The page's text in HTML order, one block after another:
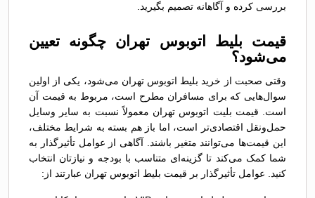
بررسی کرده و آگاهانه تصمیم بگیرید.
قیمت بلیط اتوبوس تهران چگونه تعیین
می‌شود؟
وقتی صحبت از خرید بلیط اتوبوس تهران می‌شود، یکی از اولین
سوال‌هایی که برای مسافران مطرح است، مربوط به قیمت آن
است. قیمت بلیت اتوبوس تهران معمولاً نسبت به سایر وسایل
حمل‌ونقل اقتصادی‌تر است، اما باز هم بسته به شرایط مختلف،
این قیمت‌ها می‌توانند متغیر باشند. آگاهی از عوامل تأثیرگذار به
شما کمک می‌کند تا گزینه‌ای متناسب با بودجه و نیازتان انتخاب
کنید. عوامل تأثیرگذار بر قیمت بلیط اتوبوس تهران عبارتند از: